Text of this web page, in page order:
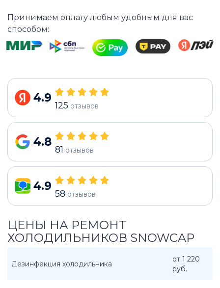
Принимаем оплату любым удобным для вас
способом:
4.9
125 отзывов
4.8
81 отзывов
4.9
58 отзывов
ЦЕНЫ НА РЕМОНТ
ХОЛОДИЛЬНИКОВ SNOWCAP
Дезинфекция холодильника
от 1 220
руб.